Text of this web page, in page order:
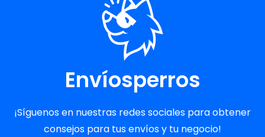
Envíosperros
¡Síguenos en nuestras redes sociales para obtener
consejos para tus envíos y tu negocio!